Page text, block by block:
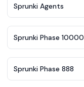
Sprunki Agents
Sprunki Phase 10000
Sprunki Phase 888